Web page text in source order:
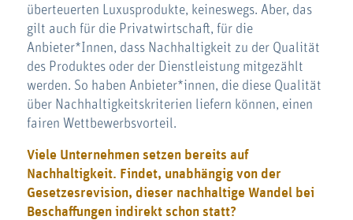
überteuerten Luxusprodukte, keineswegs. Aber, das
gilt auch für die Privatwirtschaft, für die
Anbieter*Innen, dass Nachhaltigkeit zu der Qualität
des Produktes oder der Dienstleistung mitgezählt
werden. So haben Anbieter*innen, die diese Qualität
über Nachhaltigkeitskriterien liefern können, einen
fairen Wettbewerbsvorteil.
Viele Unternehmen setzen bereits auf
Nachhaltigkeit. Findet, unabhängig von der
Gesetzesrevision, dieser nachhaltige Wandel bei
Beschaffungen indirekt schon statt?